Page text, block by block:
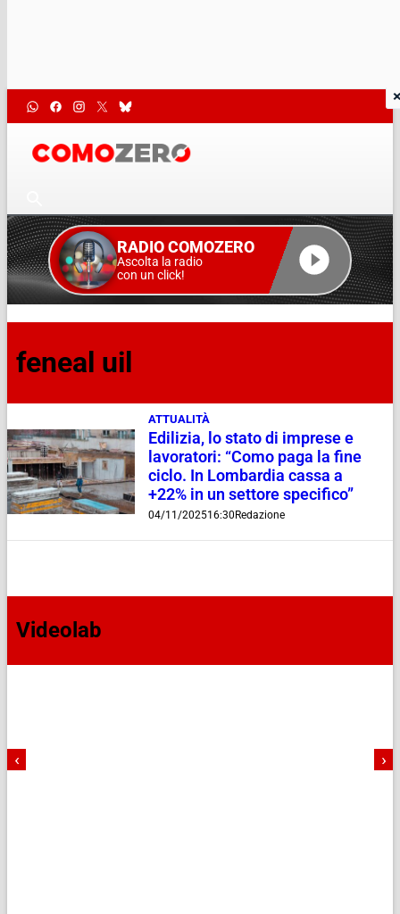
RADIO COMOZERO
Ascolta la radio
con un click!
feneal uil
ATTUALITÀ
Edilizia, lo stato di imprese e
lavoratori: “Como paga la fine
ciclo. In Lombardia cassa a
+22% in un settore specifico”
04/11/202516:30Redazione
Videolab
‹ ›